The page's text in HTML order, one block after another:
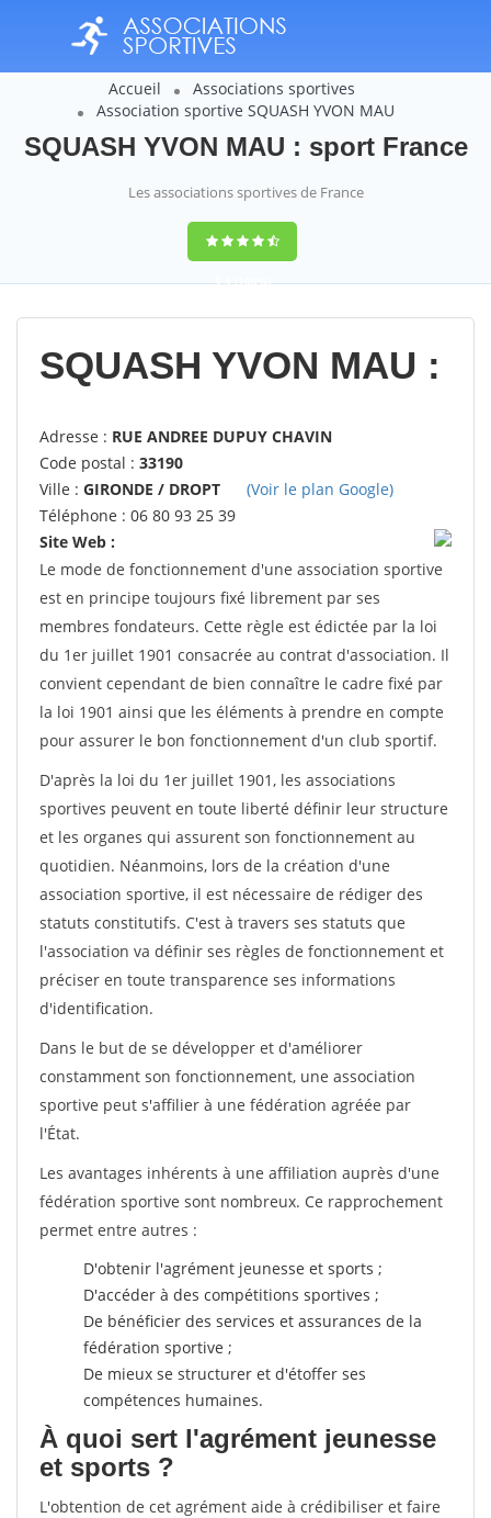
Accueil
Associations sportives
Association sportive SQUASH YVON MAU
SQUASH YVON MAU : sport France
Les associations sportives de France
9,4(100%)
14358votes
SQUASH YVON MAU :
Adresse : RUE ANDREE DUPUY CHAVIN
Code postal : 33190
Ville : GIRONDE / DROPT
(Voir le plan Google)
Téléphone : 06 80 93 25 39
Site Web :
Le mode de fonctionnement d'une association sportive
est en principe toujours fixé librement par ses
membres fondateurs. Cette règle est édictée par la loi
du 1er juillet 1901 consacrée au contrat d'association. Il
convient cependant de bien connaître le cadre fixé par
la loi 1901 ainsi que les éléments à prendre en compte
pour assurer le bon fonctionnement d'un club sportif.
D'après la loi du 1er juillet 1901, les associations
sportives peuvent en toute liberté définir leur structure
et les organes qui assurent son fonctionnement au
quotidien. Néanmoins, lors de la création d'une
association sportive, il est nécessaire de rédiger des
statuts constitutifs. C'est à travers ses statuts que
l'association va définir ses règles de fonctionnement et
préciser en toute transparence ses informations
d'identification.
Dans le but de se développer et d'améliorer
constamment son fonctionnement, une association
sportive peut s'affilier à une fédération agréée par
l'État.
Les avantages inhérents à une affiliation auprès d'une
fédération sportive sont nombreux. Ce rapprochement
permet entre autres :
D'obtenir l'agrément jeunesse et sports ;
D'accéder à des compétitions sportives ;
De bénéficier des services et assurances de la
fédération sportive ;
De mieux se structurer et d'étoffer ses
compétences humaines.
À quoi sert l'agrément jeunesse
et sports ?
L'obtention de cet agrément aide à crédibiliser et faire